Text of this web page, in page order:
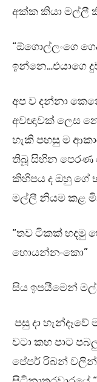
අක්ක කියා මල්ලී
“ඕගොල්ලංගෙ
ඉන්නෙ…එයාගෙ
අප ව දන්නා
අවඥාවක් ලෙස
හැකි පහසු ම
තිබූ සිහින පෙරණ
කිහිපය ද ඔහු ගේ
මල්ලී නියම කළ
“තව ටිකක් හදමු
හොයන්නංකො”
සිය ඉපයීමෙන්
පසු දා
වටා කහ පාට
පේපර් රිබන්